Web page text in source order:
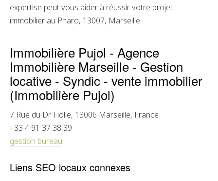
expertise peut vous aider à réussir votre projet
immobilier au Pharo, 13007, Marseille.
Immobilière Pujol - Agence
Immobilière Marseille - Gestion
locative - Syndic - vente immobilier
(Immobilière Pujol)
7 Rue du Dr Fiolle, 13006 Marseille, France
+33 4 91 37 38 39
gestion bureau
Liens SEO locaux connexes